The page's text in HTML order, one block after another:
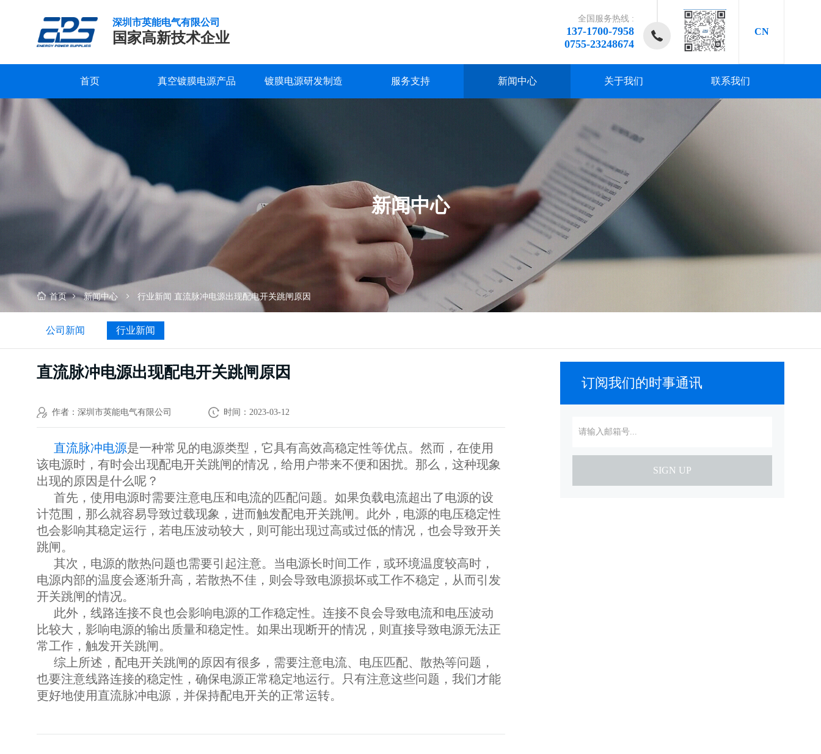
深圳市英能电气有限公司
国家高新技术企业
全国服务热线 :
137-1700-7958
0755-23248674
CN
首页 真空镀膜电源产品 镀膜电源研发制造
研发实力
品质保证
深圳市英能电气有限公司创立于2015年，是一家集真空镀膜电源的研发、
了解更多
服务支持
服务支持
下载中心
深圳市英能电气有限公司创立于2015年，是一家集真空镀膜电源的研发、
了解更多
新闻中心
公司新闻
深圳市英能电气有限公司创立于2015年，是一家集真空镀膜电源的研发、
了解更多
关于我们
公司概况
发展历程
深圳市英能电气有限公司创立于2015年，是一家集真空镀膜电源的研发、
了解更多
联系我们
联系我们
深圳市英能电气有限公司创立于2015年，是一家集真空镀膜电源的研发、
了解更多
镀
膜
新闻中心
首页 新闻中心 行业新闻 直流脉冲电源出现配电开关跳闸原因
公司新闻 行业新闻
直流脉冲电源出现配电开关跳闸原因
作者：深圳市英能电气有限公司 时间：2023-03-12
直流脉冲电源是一种常见的电源类型，它具有高效高稳定性等优点。然而，在使用
该电源时，有时会出现配电开关跳闸的情况，给用户带来不便和困扰。那么，这种现象
出现的原因是什么呢？
首先，使用电源时需要注意电压和电流的匹配问题。如果负载电流超出了电源的设
计范围，那么就容易导致过载现象，进而触发配电开关跳闸。此外，电源的电压稳定性
也会影响其稳定运行，若电压波动较大，则可能出现过高或过低的情况，也会导致开关
跳闸。
其次，电源的散热问题也需要引起注意。当电源长时间工作，或环境温度较高时，
电源内部的温度会逐渐升高，若散热不佳，则会导致电源损坏或工作不稳定，从而引发
开关跳闸的情况。
此外，线路连接不良也会影响电源的工作稳定性。连接不良会导致电流和电压波动
比较大，影响电源的输出质量和稳定性。如果出现断开的情况，则直接导致电源无法正
常工作，触发开关跳闸。
综上所述，配电开关跳闸的原因有很多，需要注意电流、电压匹配、散热等问题，
也要注意线路连接的稳定性，确保电源正常稳定地运行。只有注意这些问题，我们才能
更好地使用直流脉冲电源，并保持配电开关的正常运转。
订阅我们的时事通讯
SIGN UP